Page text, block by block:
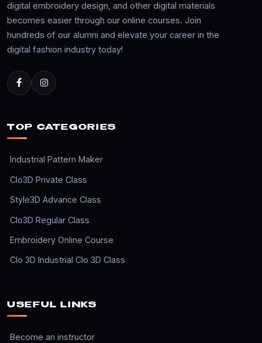
digital embroidery design, and other digital materials
becomes easier through our online courses. Join
hundreds of our alumni and elevate your career in the
digital fashion industry today!
TOP CATEGORIES
Industrial Pattern Maker
Clo3D Private Class
Style3D Advance Class
Clo3D Regular Class
Embroidery Online Course
Clo 3D Industrial Clo 3D Class
USEFUL LINKS
Become an instructor